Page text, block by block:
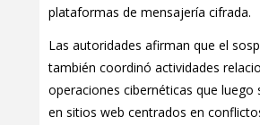
plataformas de mensajería cifrada.
Las autoridades afirman que el
también coordinó actividades
operaciones cibernéticas que luego
en sitios web centrados en